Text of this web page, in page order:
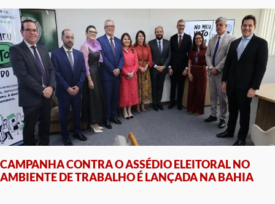
CAMPANHA CONTRA O ASSÉDIO ELEITORAL NO
AMBIENTE DE TRABALHO É LANÇADA NA BAHIA